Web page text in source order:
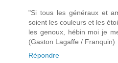
"Si tous les généraux et
soient les couleurs et les
les genoux, hébin moi je
(Gaston Lagaffe / Franquin)
Répondre